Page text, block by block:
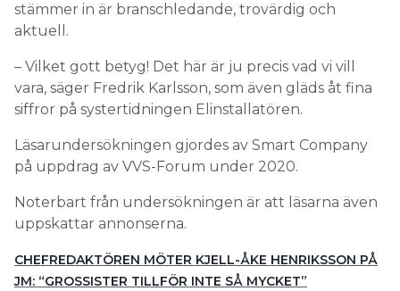
stämmer in är branschledande, trovärdig och
aktuell.
– Vilket gott betyg! Det här är ju precis vad vi vill
vara, säger Fredrik Karlsson, som även gläds åt fina
siffror på systertidningen Elinstallatören.
Läsarundersökningen gjordes av Smart Company
på uppdrag av VVS-Forum under 2020.
Noterbart från undersökningen är att läsarna även
uppskattar annonserna.
CHEFREDAKTÖREN MÖTER KJELL-ÅKE HENRIKSSON PÅ
JM: “GROSSISTER TILLFÖR INTE SÅ MYCKET”